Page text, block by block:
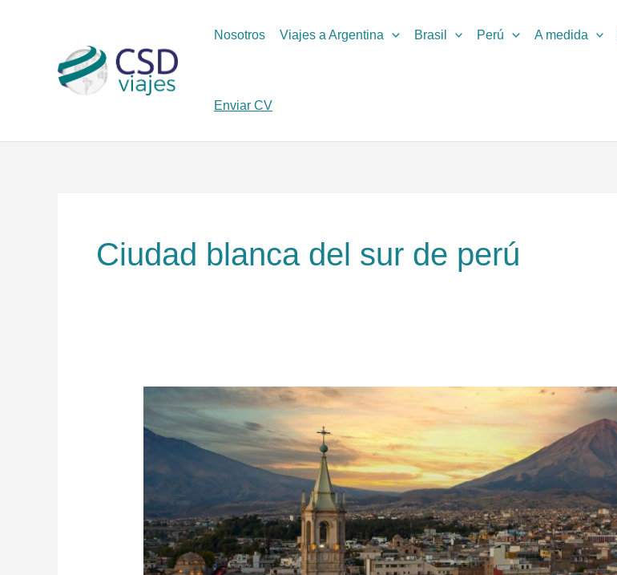
Nosotros Viajes a Argentina Brasil Perú A medida
Enviar CV
Ciudad blanca del sur de perú
Ciudad
Blanca
Sur
de
Perú